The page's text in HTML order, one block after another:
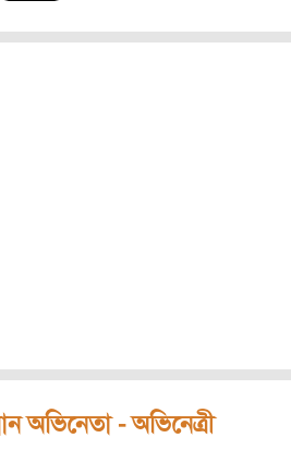
অভিনেতা - অভিনেত্রী